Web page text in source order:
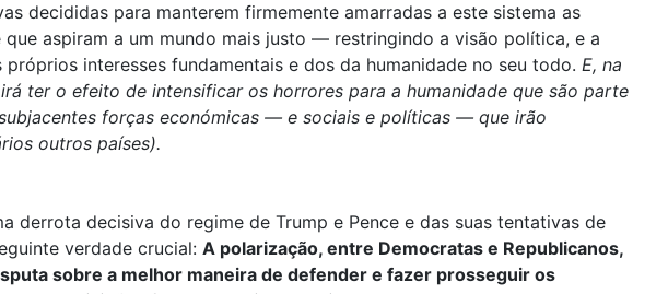
decididas para manterem firmemente amarradas a este sistema as
aspiram a um mundo mais justo — restringindo a visão política, e a
interesses fundamentais e dos da humanidade no seu todo. E, na
ter o efeito de intensificar os horrores para a humanidade que são parte
forças económicas — e sociais e políticas — que irão
outros países).
decisiva do regime de Trump e Pence e das suas tentativas de
verdade crucial: A polarização, entre Democratas e Republicanos,
sobre a melhor maneira de defender e fazer prosseguir os